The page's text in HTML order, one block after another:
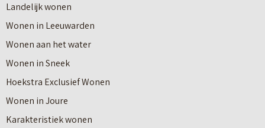
r
I
n
8
s
t
a
o
v
e
r
V
a
Landelijk wonen
Wonen in Leeuwarden
Wonen aan het water
Wonen in Sneek
Hoekstra Exclusief Wonen
Wonen in Joure
Karakteristiek wonen